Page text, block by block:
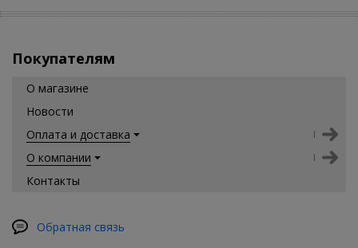
качественного оборудования от бренда ЕKF!
Покупателям
О магазине
Новости
Оплата и доставка
О компании
Контакты
Обратная связь